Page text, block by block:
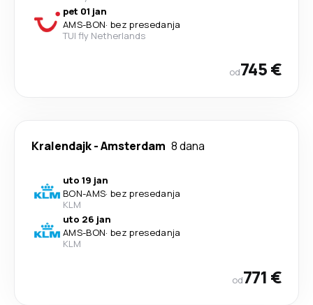
pet 01 jan
AMS-BON· bez presedanja
TUI fly Netherlands
od745 €
Kralendajk-Amsterdam 8 dana
uto 19 jan
BON-AMS· bez presedanja
KLM
uto 26 jan
AMS-BON· bez presedanja
KLM
od771 €